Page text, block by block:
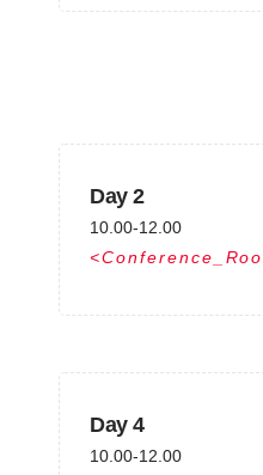
Day 2
10.00-12.00
Day 4
10.00-12.00